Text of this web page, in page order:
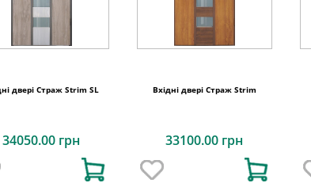
двері Страж Strim SL
34050.00 грн
Вхідні двері Страж Strim
33100.00 грн